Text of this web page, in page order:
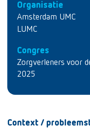
Organisatie
Amsterdam UMC
LUMC
Congres
Zorgverleners voor
2025
Context /